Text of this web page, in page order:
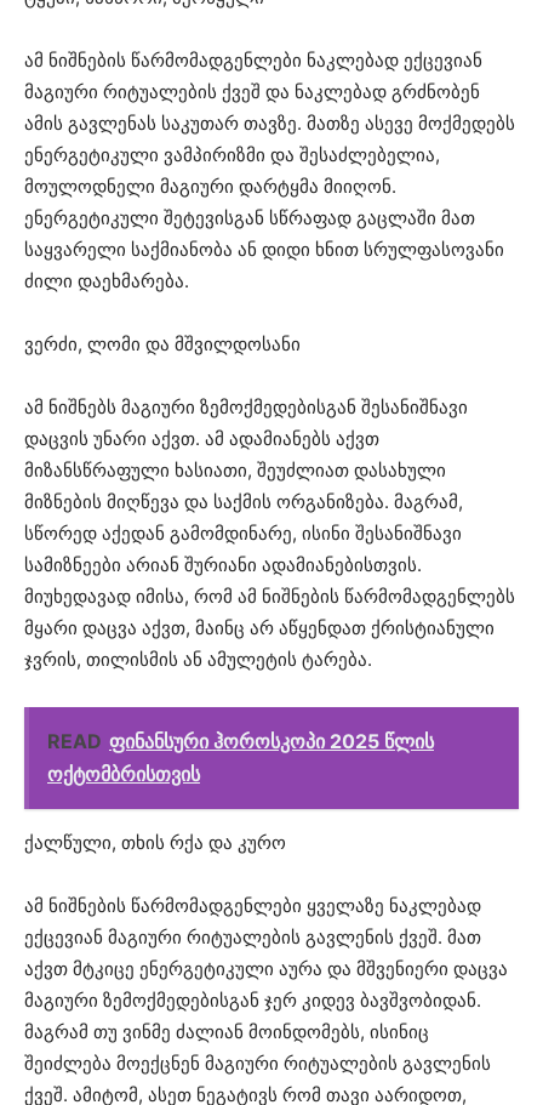
ამ ნიშნების წარმომადგენლები ნაკლებად ექცევიან
მაგიური რიტუალების ქვეშ და ნაკლებად გრძნობენ
ამის გავლენას საკუთარ თავზე. მათზე ასევე მოქმედებს
ენერგეტიკული ვამპირიზმი და შესაძლებელია,
მოულოდნელი მაგიური დარტყმა მიიღონ.
ენერგეტიკული შეტევისგან სწრაფად გაცლაში მათ
საყვარელი საქმიანობა ან დიდი ხნით სრულფასოვანი
ძილი დაეხმარება.
ვერძი, ლომი და მშვილდოსანი
ამ ნიშნებს მაგიური ზემოქმედებისგან შესანიშნავი
დაცვის უნარი აქვთ. ამ ადამიანებს აქვთ
მიზანსწრაფული ხასიათი, შეუძლიათ დასახული
მიზნების მიღწევა და საქმის ორგანიზება. მაგრამ,
სწორედ აქედან გამომდინარე, ისინი შესანიშნავი
სამიზნეები არიან შურიანი ადამიანებისთვის.
მიუხედავად იმისა, რომ ამ ნიშნების წარმომადგენლებს
მყარი დაცვა აქვთ, მაინც არ აწყენდათ ქრისტიანული
ჯვრის, თილისმის ან ამულეტის ტარება.
READ ფინანსური ჰოროსკოპი 2025 წლის
ოქტომბრისთვის
ქალწული, თხის რქა და კურო
ამ ნიშნების წარმომადგენლები ყველაზე ნაკლებად
ექცევიან მაგიური რიტუალების გავლენის ქვეშ. მათ
აქვთ მტკიცე ენერგეტიკული აურა და მშვენიერი დაცვა
მაგიური ზემოქმედებისგან ჯერ კიდევ ბავშვობიდან.
მაგრამ თუ ვინმე ძალიან მოინდომებს, ისინიც
შეიძლება მოექცნენ მაგიური რიტუალების გავლენის
ქვეშ. ამიტომ, ასეთ ნეგატივს რომ თავი აარიდოთ,